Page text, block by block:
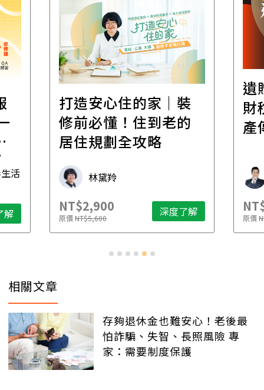
活
解
打造安心住的家｜裝
修前必懂！住到老的
居住規劃全攻略
林黛羚
NT$2,900
原價NT$5,600 深度了解
遺
財
產
原價
相關文章
存夠退休金也難安心！老後最
怕詐騙、失智、長照風險 專
家：需要制度保護